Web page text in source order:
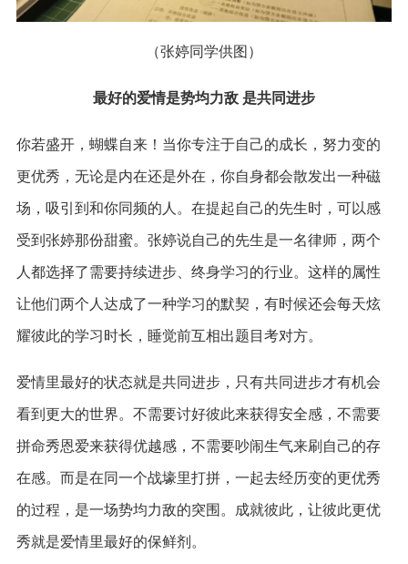
（张婷同学供图）
最好的爱情是势均力敌 是共同进步
你若盛开，蝴蝶自来！当你专注于自己的成长，努力变的
更优秀，无论是内在还是外在，你自身都会散发出一种磁
场，吸引到和你同频的人。在提起自己的先生时，可以感
受到张婷那份甜蜜。张婷说自己的先生是一名律师，两个
人都选择了需要持续进步、终身学习的行业。这样的属性
让他们两个人达成了一种学习的默契，有时候还会每天炫
耀彼此的学习时长，睡觉前互相出题目考对方。
爱情里最好的状态就是共同进步，只有共同进步才有机会
看到更大的世界。不需要讨好彼此来获得安全感，不需要
拼命秀恩爱来获得优越感，不需要吵闹生气来刷自己的存
在感。而是在同一个战壕里打拼，一起去经历变的更优秀
的过程，是一场势均力敌的突围。成就彼此，让彼此更优
秀就是爱情里最好的保鲜剂。